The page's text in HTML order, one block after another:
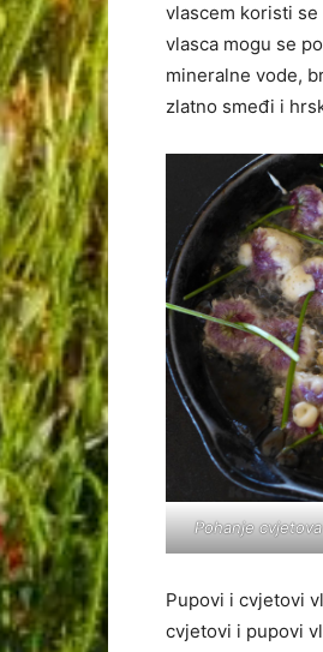
vlascem koristi se
vlasca mogu se
mineralne vode,
zlatno smeđi i
Pohanje
Pupovi i cvjetovi
cvjetovi i pupovi